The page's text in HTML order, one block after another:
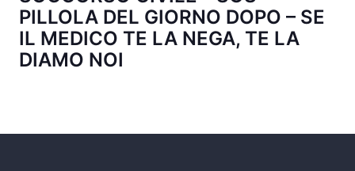
PILLOLA DEL GIORNO DOPO – SE
IL MEDICO TE LA NEGA, TE LA
DIAMO NOI